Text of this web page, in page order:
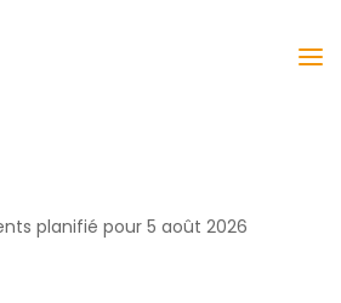
planifié pour 5 août 2026